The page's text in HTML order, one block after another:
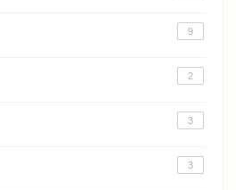
9
2
3
3